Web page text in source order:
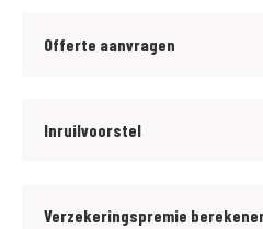
Offerte aanvragen
Inruilvoorstel
Verzekeringspremie